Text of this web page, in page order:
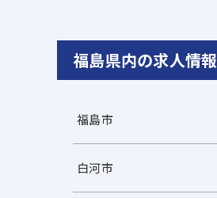
福島県内の求人情報
福島市
白河市